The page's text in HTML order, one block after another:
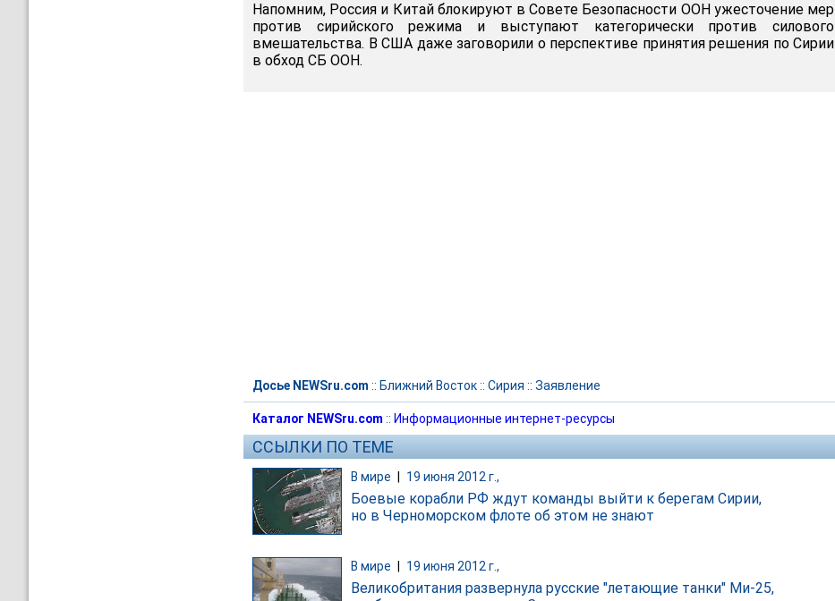
Напомним, Россия и Китай блокируют в Совете Безопасности ООН ужесточение мер
против сирийского режима и выступают категорически против силового
вмешательства. В США даже заговорили о перспективе принятия решения по Сирии
в обход СБ ООН.
Досье NEWSru.com :: Ближний Восток:: Сирия :: Заявление
Каталог NEWSru.com :: Информационные интернет-ресурсы
ССЫЛКИ ПО ТЕМЕ
В мире 19 июня 2012 г.,
Боевые корабли РФ ждут команды выйти к берегам Сирии,
но в Черноморском флоте об этом не знают
В мире 19 июня 2012 г.,
Великобритания развернула русские "летающие танки" Ми-25,